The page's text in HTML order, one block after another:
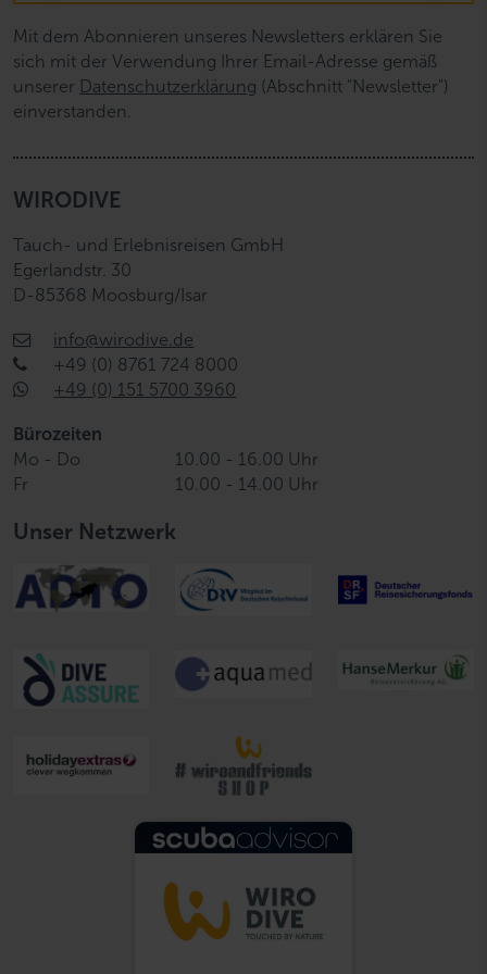
Mit dem Abonnieren unseres Newsletters erklären Sie
sich mit der Verwendung Ihrer Email-Adresse gemäß
unserer Datenschutzerklärung (Abschnitt "Newsletter")
einverstanden.
WIRODIVE
Tauch- und Erlebnisreisen GmbH
Egerlandstr. 30
D-85368 Moosburg/Isar
info@wirodive.de
+49 (0) 8761 724 8000
+49 (0) 151 5700 3960
Bürozeiten
Mo - Do
10.00 - 16.00 Uhr
Fr
10.00 - 14.00 Uhr
Unser Netzwerk